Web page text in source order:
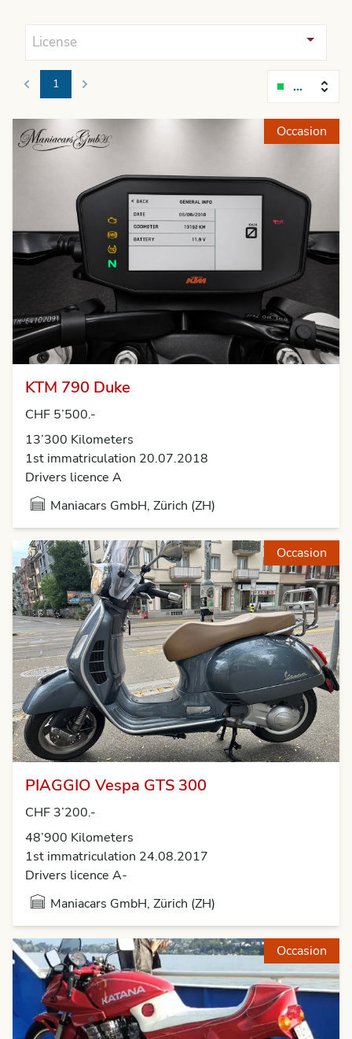
License
Previous
1 Next
Occasion
KTM 790 Duke
CHF 5’500.-
13’300 Kilometers
1st immatriculation 20.07.2018
Drivers licence A
Maniacars GmbH, Zürich (ZH)
Occasion
PIAGGIO Vespa GTS 300
CHF 3’200.-
48’900 Kilometers
1st immatriculation 24.08.2017
Drivers licence A-
Maniacars GmbH, Zürich (ZH)
Occasion